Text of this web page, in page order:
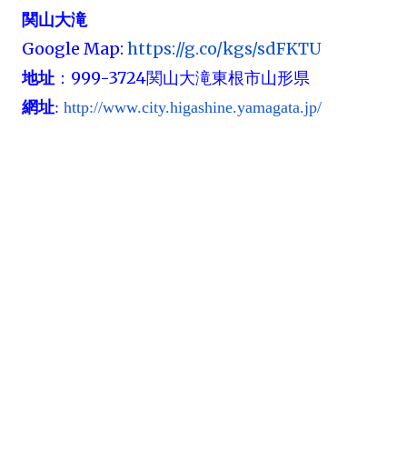
関山大滝
Google Map: https://g.co/kgs/sdFKTU
地址 ： 999-3724関山大滝東根市山形県
網址: http://www.city.higashine.yamagata.jp/